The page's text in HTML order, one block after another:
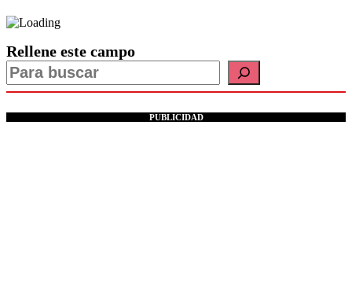
Rellene este campo
PUBLICIDAD